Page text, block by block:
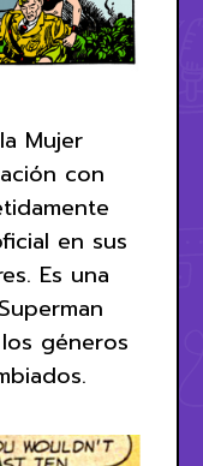
Mujer
con
en sus
Es una
géneros